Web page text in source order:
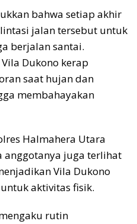
bahwa setiap akhir
jalan tersebut untuk
berjalan santai.
Dukono kerap
saat hujan dan
membahayakan
Halmahera Utara
anggotanya juga terlihat
Vila Dukono
aktivitas fisik.
rutin